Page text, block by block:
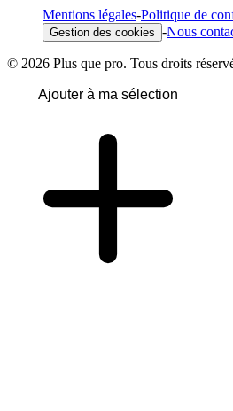
Mentions légales-Politique de
Gestion des cookies -Nous
© 2026 Plus que pro. Tous droits
Ajouter à ma sélection